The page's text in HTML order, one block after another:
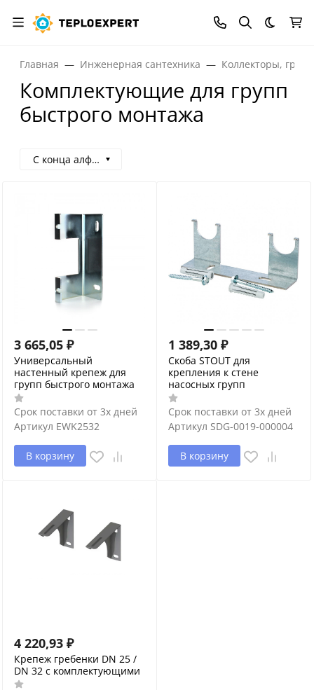
Темная
Главная Инженерная сантехника Коллекторы,
Комплектующие для групп
быстрого монтажа
С конца алфавита
3 665,05 ₽
Универсальный
настенный крепеж для
групп быстрого монтажа
Срок поставки от 3х дней
Артикул EWK2532
В корзину
1 389,30 ₽
Скоба STOUT для
крепления к стене
насосных групп
Срок поставки от 3х дней
Артикул SDG-0019-000004
В корзину
4 220,93 ₽
Крепеж гребенки DN 25 /
DN 32 с комплектующими